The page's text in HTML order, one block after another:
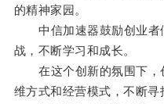
的精神家园。
中信加速器鼓励创业者
战，不断学习和成长。
在这个创新的氛围下，
维方式和经营模式，不断寻